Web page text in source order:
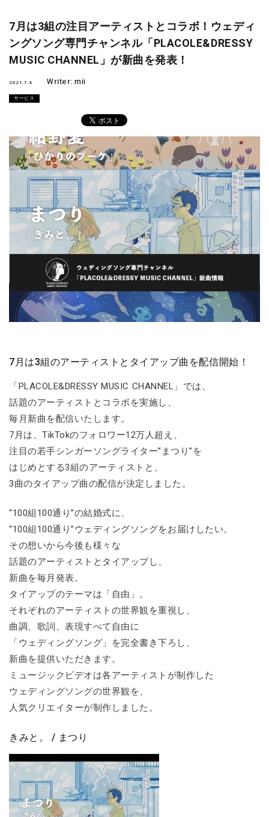
7月は3組の注目アーティストとコラボ！ウェディ
ングソング専門チャンネル「PLACOLE&DRESSY
MUSIC CHANNEL」が新曲を発表！
2021.7.4 Writer:mii
サービス
7月は3組のアーティストとタイアップ曲を配信開始！
「PLACOLE&DRESSY MUSIC CHANNEL」では、
話題のアーティストとコラボを実施し、
毎月新曲を配信いたします。
7月は、TikTokのフォロワー12万人超え、
注目の若手シンガーソングライター”まつり”を
はじめとする3組のアーティストと、
3曲のタイアップ曲の配信が決定しました。
“100組100通り”の結婚式に、
“100組100通り”ウェディングソングをお届けしたい。
その想いから今後も様々な
話題のアーティストとタイアップし、
新曲を毎月発表。
タイアップのテーマは「自由」。
それぞれのアーティストの世界観を重視し、
曲調、歌詞、表現すべて自由に
「ウェディングソング」を完全書き下ろし、
新曲を提供いただきます。
ミュージックビデオは各アーティストが制作した
ウェディングソングの世界観を、
人気クリエイターが制作しました。
きみと。 / まつり